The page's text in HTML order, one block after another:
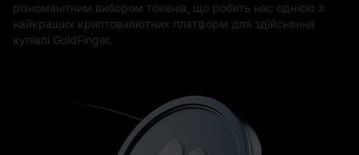
різноманітним вибором токенів, що робить нас однією з
найкращих криптовалютних платформ для здійснення
купівлі GoldFinger.